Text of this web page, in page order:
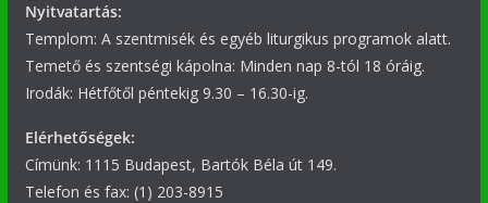
Nyitvatartás:
Templom: A szentmisék és egyéb liturgikus programok alatt.
Temető és szentségi kápolna: Minden nap 8-tól 18 óráig.
Irodák: Hétfőtől péntekig 9.30 – 16.30-ig.
Elérhetőségek:
Címünk: 1115 Budapest, Bartók Béla út 149.
Telefon és fax: (1) 203-8915